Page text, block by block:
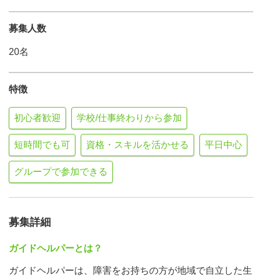
募集人数
20名
特徴
初心者歓迎 学校/仕事終わりから参加
短時間でも可 資格・スキルを活かせる 平日中心
グループで参加できる
募集詳細
ガイドヘルパーとは？
ガイドヘルパーは、障害をお持ちの方が地域で自立した生